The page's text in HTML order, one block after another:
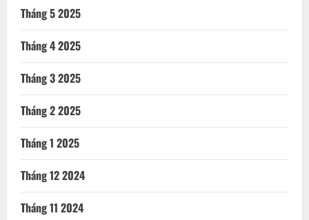
Tháng 5 2025
Tháng 4 2025
Tháng 3 2025
Tháng 2 2025
Tháng 1 2025
Tháng 12 2024
Tháng 11 2024